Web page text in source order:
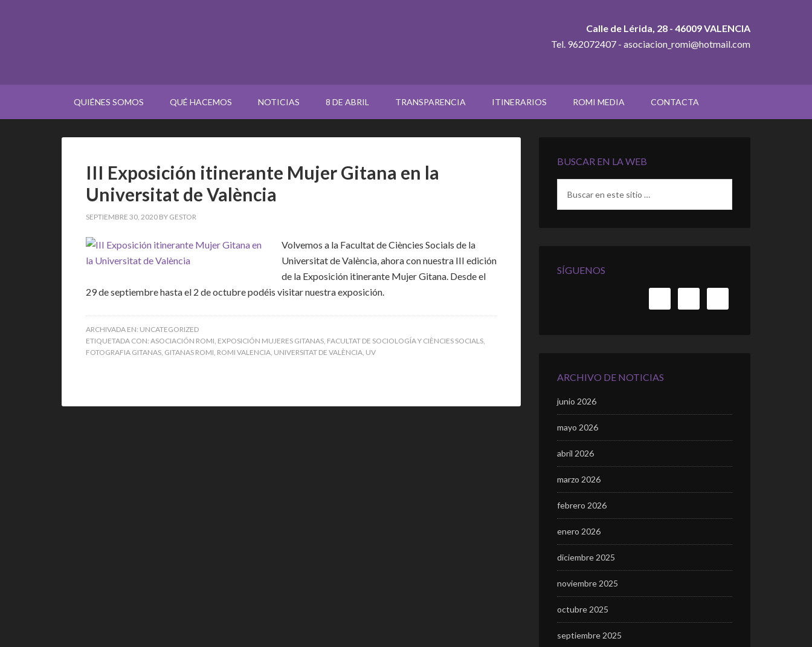
Calle de Lérida, 28 - 46009 VALENCIA
Tel. 962072407 - asociacion_romi@hotmail.com
QUIÉNES SOMOS QUÉ HACEMOS NOTICIAS 8 DE ABRIL TRANSPARENCIA ITINERARIOS ROMI MEDIA CONTACTA
III Exposición itinerante Mujer Gitana en la
Universitat de València
SEPTIEMBRE 30, 2020 BY GESTOR
Volvemos a la Facultat de Ciències Socials de la
Universitat de València, ahora con nuestra III edición
de la Exposición itinerante Mujer Gitana. Desde el
29 de septiembre hasta el 2 de octubre podéis visitar nuestra exposición.
ARCHIVADA EN: UNCATEGORIZED
ETIQUETADA CON: ASOCIACIÓN ROMI, EXPOSICIÓN MUJERES GITANAS, FACULTAT DE SOCIOLOGÍA Y CIÈNCIES SOCIALS,
FOTOGRAFIA GITANAS, GITANAS ROMI, ROMI VALENCIA, UNIVERSITAT DE VALÈNCIA, UV
BUSCAR EN LA WEB
SÍGUENOS
ARCHIVO DE NOTICIAS
junio 2026
mayo 2026
abril 2026
marzo 2026
febrero 2026
enero 2026
diciembre 2025
noviembre 2025
octubre 2025
septiembre 2025